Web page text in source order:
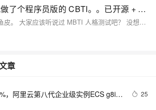
SBTI 爆火后，我做了个程序员版的 CBTI。。已开源 + 附开发过程
大家好，我是程序员鱼皮。 大家应该听说过 MBTI 人格测试吧？ 没想到，这几天，有个模仿 MBTI 测试的网站突然火了，叫做「SBTI」。 也是用 30 道选择题来测试出你的人格类型，只不过，结果会更抽象…… 比如我测试出来自己是「握草人」，可能是我还不够抽象？这个人格的解读我都读不懂…… 我看完就想：握草？这个网站为啥能火啊？现在用 AI 编程做这种测试小网站还不简单？要不我也来一个？ 说干就
章
，阿里云第八代企业级实例ECS g8i正
25